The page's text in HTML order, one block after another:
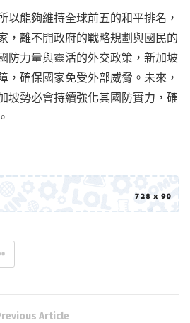
以能夠維持全球前五的和平排名，
，離不開政府的戰略規劃與國民的
防力量與靈活的外交政策，新加坡
，確保國家免受外部威脅。未來，
坡勢必會持續強化其國防實力，確
Article